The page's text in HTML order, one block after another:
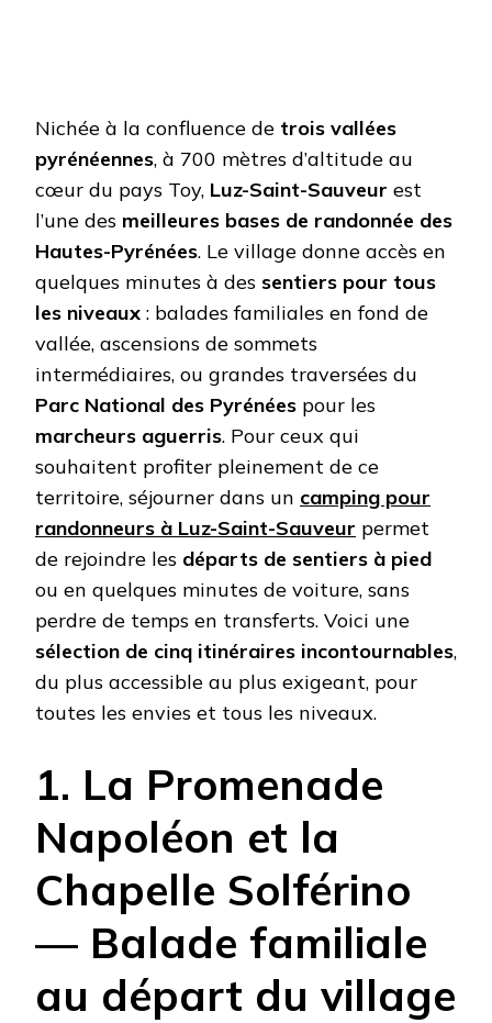
Nichée à la confluence de trois vallées
pyrénéennes, à 700 mètres d’altitude au
cœur du pays Toy, Luz-Saint-Sauveur est
l’une des meilleures bases de randonnée des
Hautes-Pyrénées. Le village donne accès en
quelques minutes à des sentiers pour tous
les niveaux : balades familiales en fond de
vallée, ascensions de sommets
intermédiaires, ou grandes traversées du
Parc National des Pyrénées pour les
marcheurs aguerris. Pour ceux qui
souhaitent profiter pleinement de ce
territoire, séjourner dans un camping pour
randonneurs à Luz-Saint-Sauveur permet
de rejoindre les départs de sentiers à pied
ou en quelques minutes de voiture, sans
perdre de temps en transferts. Voici une
sélection de cinq itinéraires incontournables,
du plus accessible au plus exigeant, pour
toutes les envies et tous les niveaux.
1. La Promenade
Napoléon et la
Chapelle Solférino
— Balade familiale
au départ du village